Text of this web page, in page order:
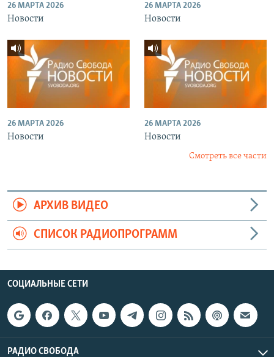
26 МАРТА 2026
Новости
26 МАРТА 2026
Новости
26 МАРТА 2026
Новости
26 МАРТА 2026
Новости
Смотреть все части
АРХИВ ВИДЕО
СПИСОК РАДИОПРОГРАММ
СОЦИАЛЬНЫЕ СЕТИ
РАДИО СВОБОДА